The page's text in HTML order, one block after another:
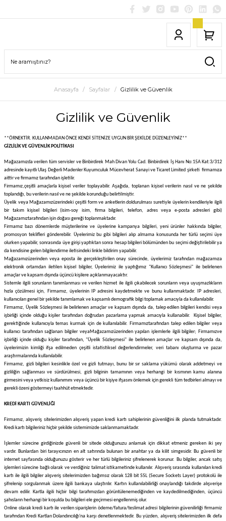
Anasayfa Sayfalar Gizlilik ve Güvenlik
Gizlilik ve Güvenlik
**ÖRNEKTİR. KULLANMADAN ÖNCE KENDİ SİTENİZE UYGUN BİR ŞEKİLDE DÜZENLEYİNİZ**
GİZLİLİK VE GÜVENLİK POLİTİKASI
Mağazamızda verilen tüm servisler ve Binbirdirek Mah Divan Yolu Cad. Binbirdirek İş Hanı No:15A Kat:3/312
adresinde kayıtlı Ulaş Değerli Madenler Kuyumculuk Mücevherat Sanayi ve Ticaret Limited şirketi firmamıza
aittir ve firmamız tarafından işletilir.
Firmamız,çeşitli amaçlarla kişisel veriler toplayabilir. Aşağıda, toplanan kişisel verilerin nasıl ve ne şekilde
toplandığı, bu verilerin nasıl ve ne şekilde korunduğu belirtilmiştir.
Üyelik veya Mağazamızüzerindeki çeşitli form ve anketlerin doldurulması suretiyle üyelerin kendileriyle ilgili
bir takım kişisel bilgileri (isim-soy isim, firma bilgileri, telefon, adres veya e-posta adresleri gibi)
Mağazamıztarafından işin doğası gereği toplanmaktadır.
Firmamız bazı dönemlerde müşterilerine ve üyelerine kampanya bilgileri, yeni ürünler hakkında bilgiler,
promosyon teklifleri gönderebilir. Üyelerimiz bu gibi bilgileri alıp almama konusunda her türlü seçimi üye
olurken yapabilir, sonrasında üye girişi yaptıktan sonra hesap bilgileri bölümünden bu seçimi değiştirilebilir ya
da kendisine gelen bilgilendirme iletisindeki linkle bildirim yapabilir.
Mağazamızüzerinden veya eposta ile gerçekleştirilen onay sürecinde, üyelerimiz tarafından mağazamıza
elektronik ortamdan iletilen kişisel bilgiler, Üyelerimiz ile yaptığımız "Kullanıcı Sözleşmesi" ile belirlenen
amaçlar ve kapsam dışında üçüncü kişilere açıklanmayacaktır.
Sistemle ilgili sorunların tanımlanması ve verilen hizmet ile ilgili çıkabilecek sorunların veya uyuşmazlıkların
hızla çözülmesi için,
Firmamız, üyelerinin IP adresini kaydetmekte ve bunu kullanmaktadır. IP adresleri,
kullanıcıları genel bir şekilde tanımlamak ve kapsamlı demografik bilgi toplamak amacıyla da kullanılabilir.
Firmamız, Üyelik Sözleşmesi ile belirlenen amaçlar ve kapsam dışında da, talep edilen bilgileri kendisi veya
işbirliği içinde olduğu kişiler tarafından doğrudan pazarlama yapmak amacıyla kullanabilir. Kişisel bilgiler,
gerektiğinde kullanıcıyla temas kurmak için de kullanılabilir. Firmamıztarafından talep edilen bilgiler veya
kullanıcı tarafından sağlanan bilgiler veyaMağazamızüzerinden yapılan işlemlerle ilgili bilgiler; Firmamızve
işbirliği içinde olduğu kişiler tarafından, "Üyelik Sözleşmesi" ile belirlenen amaçlar ve kapsam dışında da,
üyelerimizin kimliği ifşa edilmeden çeşitli istatistiksel değerlendirmeler, veri tabanı oluşturma ve pazar
araştırmalarında kullanılabilir.
Firmamız, gizli bilgileri kesinlikle özel ve gizli tutmayı, bunu bir sır saklama yükümü olarak addetmeyi ve
gizliliğin sağlanması ve sürdürülmesi, gizli bilginin tamamının veya herhangi bir kısmının kamu alanına
girmesini veya yetkisiz kullanımını veya üçüncü bir kişiye ifşasını önlemek için gerekli tüm tedbirleri almayı ve
gerekli özeni göstermeyi taahhüt etmektedir.
KREDİ KARTI GÜVENLİĞİ
Firmamız, alışveriş sitelerimizden alışveriş yapan kredi kartı sahiplerinin güvenliğini ilk planda tutmaktadır.
Kredi kartı bilgileriniz hiçbir şekilde sistemimizde saklanmamaktadır.
İşlemler sürecine girdiğinizde güvenli bir sitede olduğunuzu anlamak için dikkat etmeniz gereken iki şey
vardır. Bunlardan biri tarayıcınızın en alt satırında bulunan bir anahtar ya da kilit simgesidir. Bu güvenli bir
internet sayfasında olduğunuzu gösterir ve her türlü bilgileriniz şifrelenerek korunur. Bu bilgiler, ancak satış
işlemleri sürecine bağlı olarak ve verdiğiniz talimat istikametinde kullanılır. Alışveriş sırasında kullanılan kredi
kartı ile ilgili bilgiler alışveriş sitelerimizden bağımsız olarak 128 bit SSL (Secure Sockets Layer) protokolü ile
şifrelenip sorgulanmak üzere ilgili bankaya ulaştırılır. Kartın kullanılabilirliği onaylandığı takdirde alışverişe
devam edilir. Kartla ilgili hiçbir bilgi tarafımızdan görüntülenemediğinden ve kaydedilmediğinden, üçüncü
şahısların herhangi bir koşulda bu bilgileri ele geçirmesi engellenmiş olur.
Online olarak kredi kartı ile verilen siparişlerin ödeme/fatura/teslimat adresi bilgilerinin güvenilirliği firmamiz
tarafından Kredi Kartları Dolandırıcılığı'na karşı denetlenmektedir. Bu yüzden, alışveriş sitelerimizden ilk defa